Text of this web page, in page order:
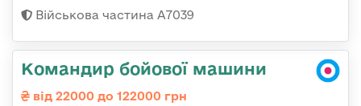
Військова частина А7039
Командир бойової машини
від 22000 до 122000 грн